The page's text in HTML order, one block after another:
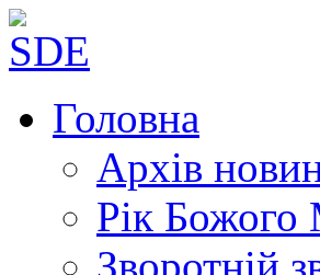
Головна
Архів
Рік Божого